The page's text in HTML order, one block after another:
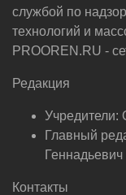
службой по
технологий и
PROOREN.RU -
Редакция
Главный
Контакты